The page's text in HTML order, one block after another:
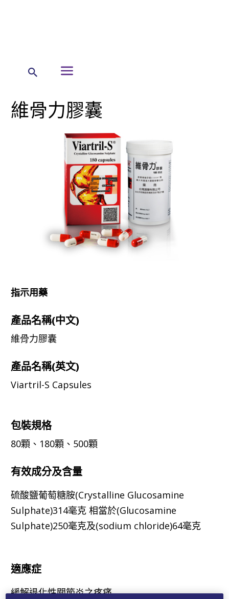
維骨力膠囊
維骨力膠囊
指示用藥
產品名稱(中文)
維骨力膠囊
產品名稱(英文)
Viartril-S Capsules
包裝規格
80顆、180顆、500顆
有效成分及含量
硫酸鹽葡萄糖胺(Crystalline Glucosamine
Sulphate)314毫克 相當於(Glucosamine
Sulphate)250毫克及(sodium chloride)64毫克
適應症
緩解退化性關節炎之疼痛